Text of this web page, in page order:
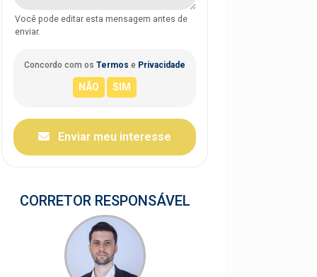
Você pode editar esta mensagem antes de
enviar.
Concordo com os Termos e Privacidade
Enviar meu interesse
CORRETOR RESPONSÁVEL